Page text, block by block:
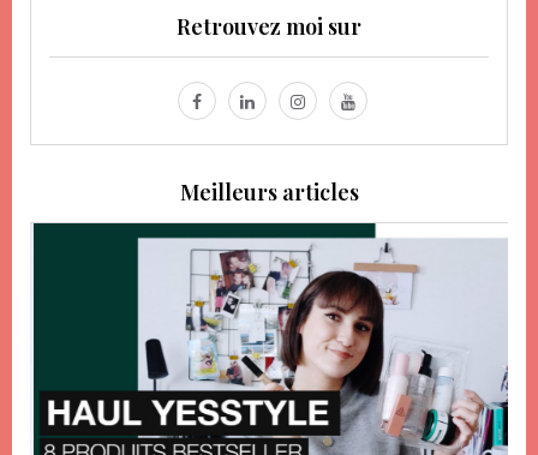
Retrouvez moi sur
Meilleurs articles